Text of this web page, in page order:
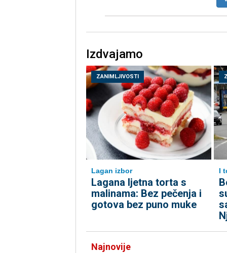
Izdvajamo
ZANIMLJIVOSTI
Lagan izbor
Lagana ljetna torta s
malinama: Bez pečenja i
gotova bez puno muke
I
Najnovije